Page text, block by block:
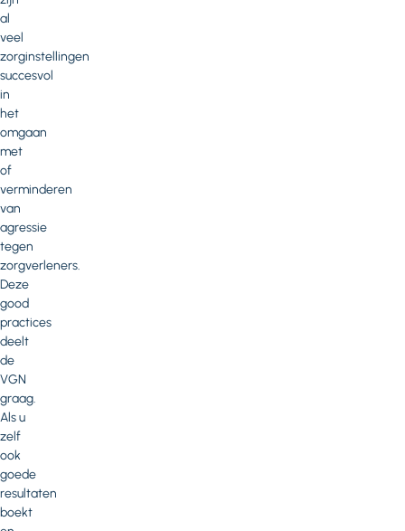
al
veel
zorginstellingen
succesvol
in
het
omgaan
met
of
verminderen
van
agressie
tegen
zorgverleners.
Deze
good
practices
deelt
de
VGN
graag.
Als u
zelf
ook
goede
resultaten
boekt